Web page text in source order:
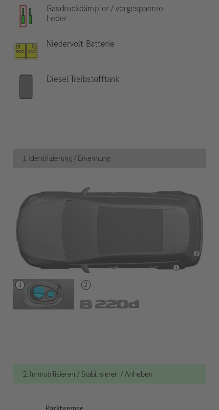
Gasdruckdämpfer / vorgespannte
Feder
Niedervolt-Batterie
Diesel Treibstofftank
1. Identifizierung / Erkennung
2. Immobilisieren / Stabilisieren / Anheben